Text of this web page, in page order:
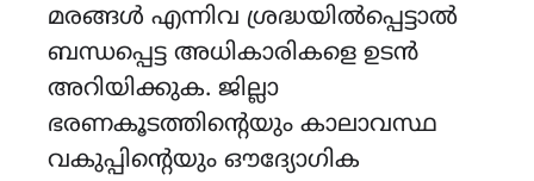
മരങ്ങൾ എന്നിവ ശ്രദ്ധയിൽപ്പെട്ടാൽ
ബന്ധപ്പെട്ട അധികാരികളെ ഉടൻ
അറിയിക്കുക. ജില്ലാ
ഭരണകൂടത്തിന്റെയും കാലാവസ്ഥ
വകുപ്പിന്റെയും ഔദ്യോഗിക